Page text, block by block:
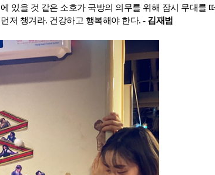
있을 것 같은 소호가 국방의 의무를 위해 잠시 무대를
저 챙겨라. 건강하고 행복해야 한다. -김재범